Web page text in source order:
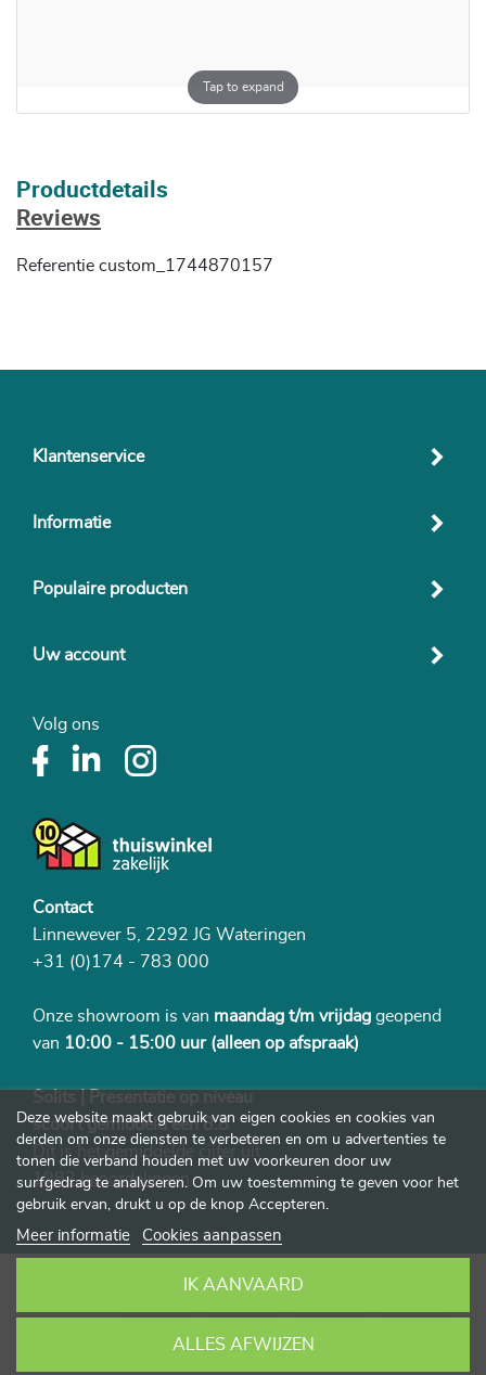
Tap to expand
Productdetails
Reviews
Referentie custom_1744870157
Klantenservice
Informatie
Populaire producten
Uw account
Volg ons
Contact
Linnewever 5, 2292 JG Wateringen
+31 (0)174 - 783 000
Onze showroom is van maandag t/m vrijdag geopend
van 10:00 - 15:00 uur (alleen op afspraak)
Solits | Presentatie op niveau
scoort gemiddeld een 8.8
Dit is het gemiddelde cijfer uit
1982 beoordelingen
Deze website maakt gebruik van eigen cookies en cookies van
derden om onze diensten te verbeteren en om u advertenties te
tonen die verband houden met uw voorkeuren door uw
surfgedrag te analyseren. Om uw toestemming te geven voor het
gebruik ervan, drukt u op de knop Accepteren.
Meer informatie Cookies aanpassen
ALLES AFWIJZEN
IK AANVAARD